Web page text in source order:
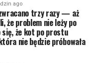
ago
trzy razy — aż
że problem nie leży po
że kot po prostu
nie będzie próbowała